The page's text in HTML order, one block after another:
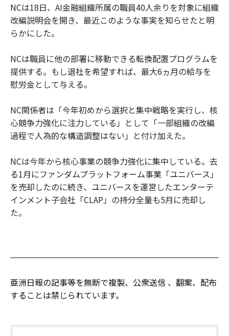
NCは18日、AI金融組織所属の職員40人余りを対象に組織
改編説明会を開き、最近このような事実を知らせたと明
らかにした。
NCは職員に他の部署に移動できる転換配置プログラムを
提供する。もし退社を希望すれば、最大6ヵ月の給与を
慰労金として与える。
NC関係者は「今年初めから選択と集中戦略を実行し、核
心競争力強化に注力している」として「一部組織の改編
過程で人為的な構造調整はない」と付け加えた。
NCは今年から核心事業の競争力強化に集中している。去
る1月にファンダムプラットフォーム事業「ユニバース」
を売却したのに続き、ユニバースを運営したエンターテ
インメント子会社「CLAP」の持分全量も5月に売却し
た。
亜洲日報の記事等を無断で複製、公衆送信 、翻案、配布
することは禁じられています。